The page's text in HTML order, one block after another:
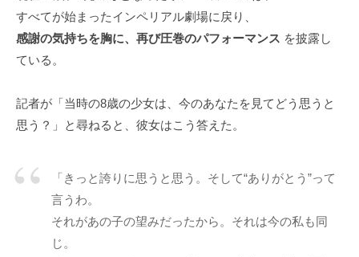
すべてが始まったインペリアル劇場に戻り、
感謝の気持ちを胸に、再び圧巻のパフォーマンス を披露し
ている。
記者が「当時の8歳の少女は、今のあなたを見てどう思うと
思う？」と尋ねると、彼女はこう答えた。
「きっと誇りに思うと思う。そして“ありがとう”って
言うわ。
それがあの子の望みだったから。それは今の私も同
じ。